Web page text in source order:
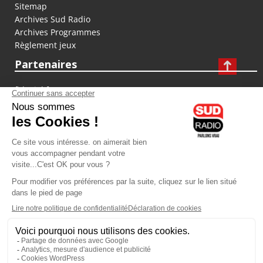
Sitemap
Archives Sud Radio
Archives Programmes
Règlement jeux
Partenaires
fiducial.fr
lyoncapitale.fr
olympique-et-lyonnais.com
L'application Iphone / Android
Téléchargez l'application
Les cookies
Gestion des cookies
Crédit photos : ©Sud Radio / Pierre Olivier